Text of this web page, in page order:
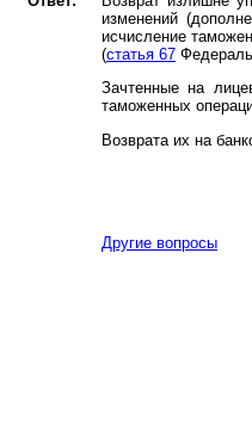
изменений
исчисление
(статья 67
Зачтенные на
таможенных
Возврата их на
Другие вопросы